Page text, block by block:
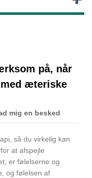
på, når
æteriske
mig en besked
så du virkelig kan
for at afspejle
er følelserne og
og følelsen af